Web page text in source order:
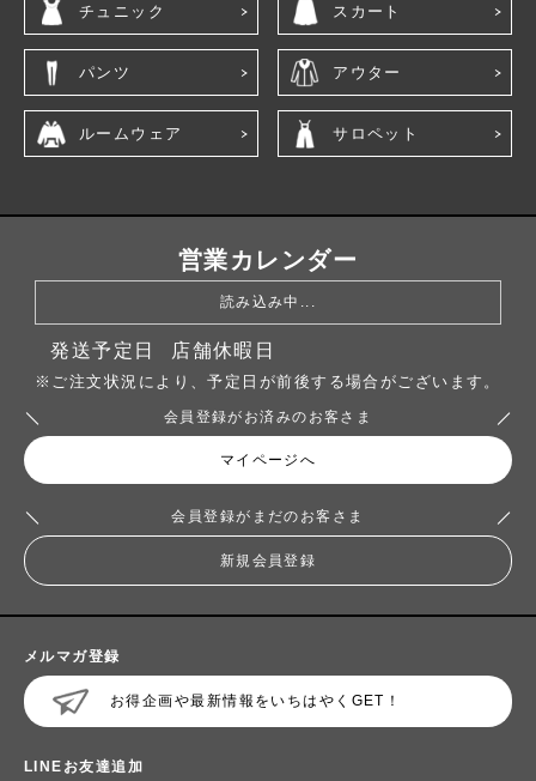
チュニック スカート
パンツ アウター
ルームウェア サロペット
営業カレンダー
読み込み中...
発送予定日 店舗休暇日
※ご注文状況により、予定日が前後する場合がございます。
会員登録がお済みのお客さま
マイページへ
会員登録がまだのお客さま
新規会員登録
メルマガ登録
お得企画や最新情報をいちはやくGET！
LINEお友達追加